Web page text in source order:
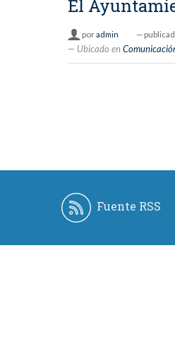
El
poradmin —
Ubicado en
Fuente RSS